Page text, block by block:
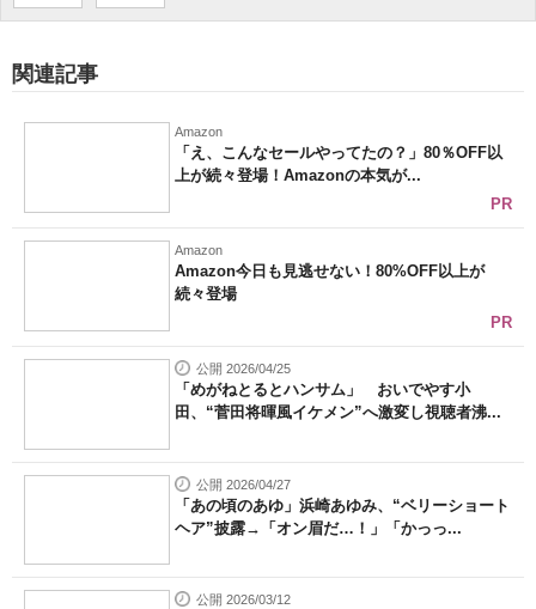
関連記事
Amazon
「え、こんなセールやってたの？」80％OFF以
上が続々登場！Amazonの本気が...
PR
Amazon
Amazon今日も見逃せない！80%OFF以上が
続々登場
PR
公開 2026/04/25
「めがねとるとハンサム」 おいでやす小
田、“菅田将暉風イケメン”へ激変し視聴者沸...
公開 2026/04/27
「あの頃のあゆ」浜崎あゆみ、“ベリーショート
ヘア”披露→「オン眉だ…！」「かっっ...
公開 2026/03/12